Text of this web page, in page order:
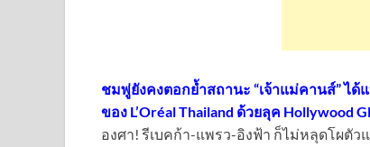
ชมพู่ยังคงตอกย้ำสถานะ “เจ้าแม่คานส์” ไ
ของ L’Oréal Thailand ด้วยลุค Hollywood
องศา! รีเบคก้า-แพรว-อิงฟ้า ก็ไม่หลุดโผตัว